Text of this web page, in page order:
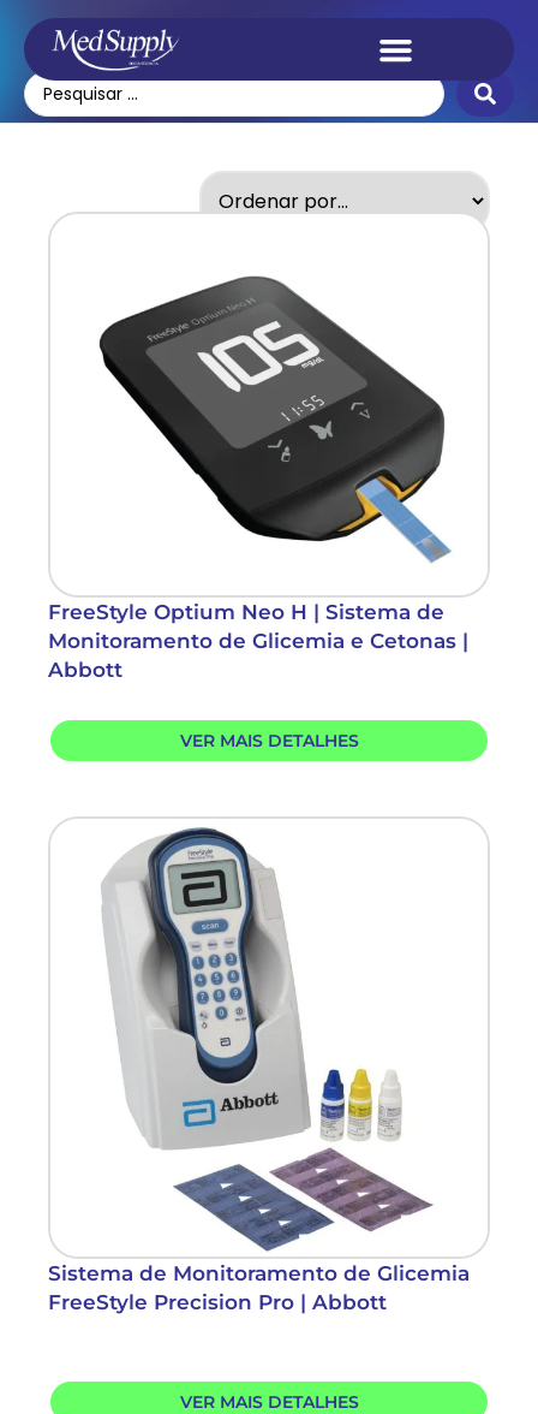
FreeStyle Optium Neo H | Sistema de
Monitoramento de Glicemia e Cetonas |
Abbott
VER MAIS DETALHES
Sistema de Monitoramento de Glicemia
FreeStyle Precision Pro | Abbott
VER MAIS DETALHES